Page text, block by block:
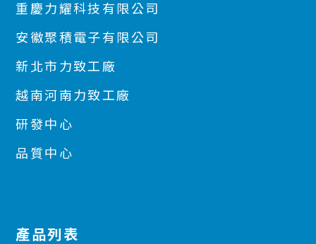
重慶力耀科技有限公司
安徽聚積電子有限公司
新北市力致工廠
越南河南力致工廠
研發中心
品質中心
產品列表